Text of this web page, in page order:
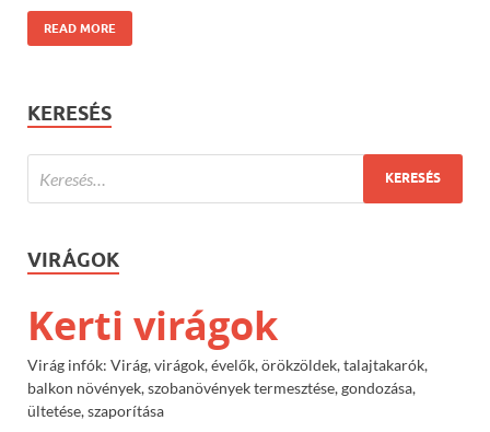
READ MORE
KERESÉS
VIRÁGOK
Kerti virágok
Virág infók: Virág, virágok, évelők, örökzöldek, talajtakarók,
balkon növények, szobanövények termesztése, gondozása,
ültetése, szaporítása